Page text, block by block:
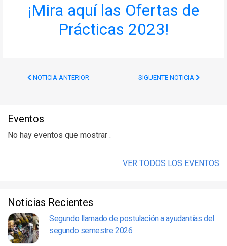
¡Mira aquí las Ofertas de
Prácticas 2023!
NOTICIA ANTERIOR SIGUENTE NOTICIA
Eventos
No hay eventos que mostrar .
VER TODOS LOS EVENTOS
Noticias Recientes
Segundo llamado de postulación a ayudantías del
segundo semestre 2026